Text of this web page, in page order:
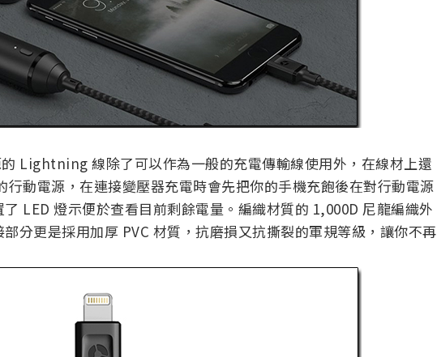
Lightning 線除了可以作為一般的充電傳輸線使用外，在線材上還
動電源，在連接變壓器充電時會先把你的手機充飽後在對行動電源
LED 燈示便於查看目前剩餘電量。編織材質的 1,000D 尼龍編織外
分更是採用加厚 PVC 材質，抗磨損又抗撕裂的軍規等級，讓你不再